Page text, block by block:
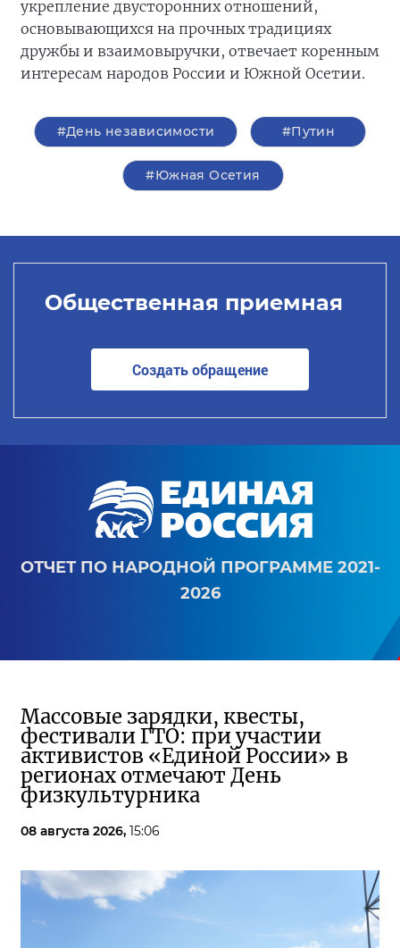
укрепление двусторонних отношений,
основывающихся на прочных традициях
дружбы и взаимовыручки, отвечает коренным
интересам народов России и Южной Осетии.
#День независимости #Путин
#Южная Осетия
Общественная приемная
Создать обращение
ОТЧЕТ ПО НАРОДНОЙ ПРОГРАММЕ 2021-
2026
Массовые зарядки, квесты,
фестивали ГТО: при участии
активистов «Единой России» в
регионах отмечают День
физкультурника
08 августа 2026, 15:06